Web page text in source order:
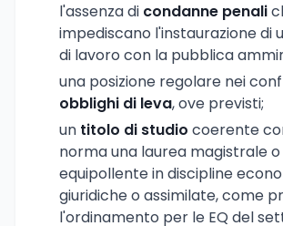
l'assenza di condanne penali
impediscano l'instaurazione di
di lavoro con la pubblica
una posizione regolare nei
obblighi di leva, ove previsti;
un titolo di studio coerente
norma una laurea magistrale o
equipollente in discipline
giuridiche o assimilate, come
l'ordinamento per le EQ del